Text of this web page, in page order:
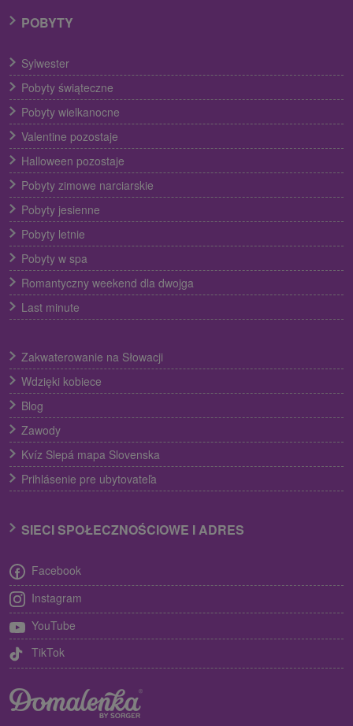
POBYTY
Sylwester
Pobyty świąteczne
Pobyty wielkanocne
Valentine pozostaje
Halloween pozostaje
Pobyty zimowe narciarskie
Pobyty jesienne
Pobyty letnie
Pobyty w spa
Romantyczny weekend dla dwojga
Last minute
Zakwaterowanie na Słowacji
Wdzięki kobiece
Blog
Zawody
Kvíz Slepá mapa Slovenska
Prihlásenie pre ubytovateľa
SIECI SPOŁECZNOŚCIOWE I ADRES
Facebook
Instagram
YouTube
TikTok